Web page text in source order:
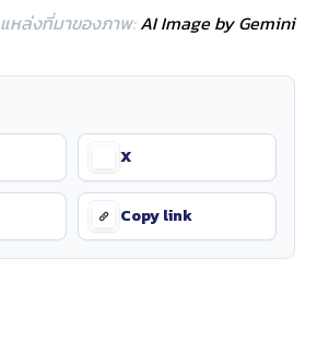
แหล่งที่มาของภาพ:AI Image by Gemini
X
Copy link